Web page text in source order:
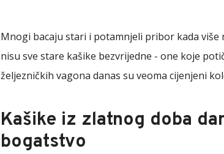
Mnogi bacaju stari i potamnjeli pribor kada više
nisu sve stare kašike bezvrijedne - one koje
željezničkih vagona danas su veoma cijenjeni
Kašike iz zlatnog doba
bogatstvo